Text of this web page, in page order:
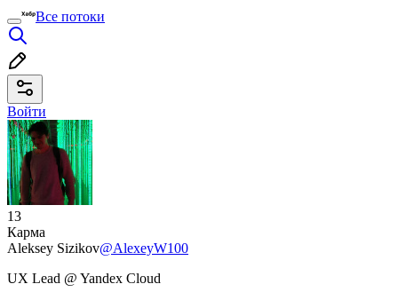
Все потоки
Войти
13
Карма
Aleksey Sizikov@AlexeyW100
UX Lead @ Yandex Cloud